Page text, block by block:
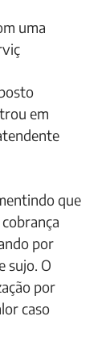
uma
em
que
por
sujo. O
por
caso